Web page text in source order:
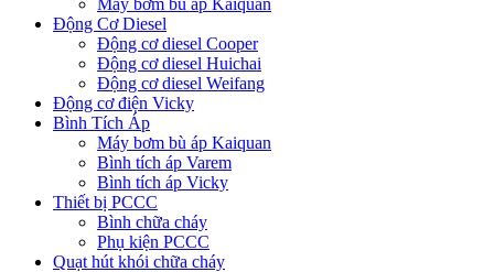
Máy bơm bù áp Kaiquan
Động Cơ Diesel
Động cơ diesel Cooper
Động cơ diesel Huichai
Động cơ diesel Weifang
Động cơ điện Vicky
Bình Tích Áp
Máy bơm bù áp Kaiquan
Bình tích áp Varem
Bình tích áp Vicky
Thiết bị PCCC
Bình chữa cháy
Phụ kiện PCCC
Quạt hút khói chữa cháy